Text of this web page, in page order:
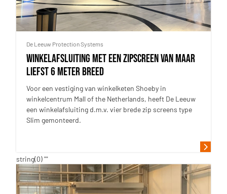
De Leeuw Protection Systems
Winkelafsluiting met een zipscreen van maar
liefst 6 meter breed
Voor een vestiging van winkelketen Shoeby in
winkelcentrum Mall of the Netherlands, heeft De Leeuw
een winkelafsluiting d.m.v. vier brede zip screens type
Slim gemonteerd.
string(0) ""